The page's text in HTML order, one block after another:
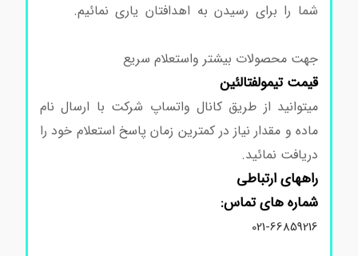
شما را برای رسیدن به اهدافتان یاری نمائیم.خرید
جهت محصولات بیشتر واستعلام سریع
قیمتتیمولفتالئین
میتوانید از طریق کانال واتساپ شرکت با ارسال نام
ماده و مقدار نیاز در کمترین زمان پاسخ استعلام خود را
دریافت نمائید.
راههای ارتباطی
شماره های تماس:
021-66859216